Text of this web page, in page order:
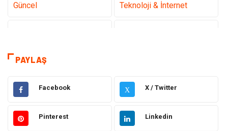
Güncel Teknoloji & İnternet
Kamera Sistemleri
Elektrik & Elektronik Gıda
Güzellik & Bakım Otomotiv
PAYLAŞ
Facebook X X / Twitter
Pinterest Linkedin